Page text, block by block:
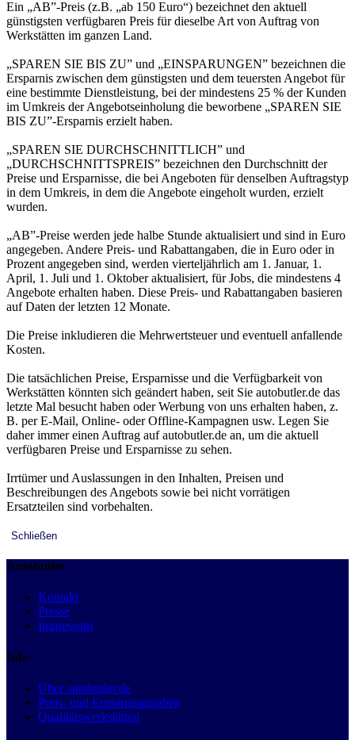
Ein „AB”-Preis (z.B. „ab 150 Euro“) bezeichnet den aktuell
günstigsten verfügbaren Preis für dieselbe Art von Auftrag von
Werkstätten im ganzen Land.
„SPAREN SIE BIS ZU” und „EINSPARUNGEN” bezeichnen die
Ersparnis zwischen dem günstigsten und dem teuersten Angebot für
eine bestimmte Dienstleistung, bei der mindestens 25 % der Kunden
im Umkreis der Angebotseinholung die beworbene „SPAREN SIE
BIS ZU”-Ersparnis erzielt haben.
„SPAREN SIE DURCHSCHNITTLICH” und
„DURCHSCHNITTSPREIS” bezeichnen den Durchschnitt der
Preise und Ersparnisse, die bei Angeboten für denselben Auftragstyp
in dem Umkreis, in dem die Angebote eingeholt wurden, erzielt
wurden.
„AB”-Preise werden jede halbe Stunde aktualisiert und sind in Euro
angegeben. Andere Preis- und Rabattangaben, die in Euro oder in
Prozent angegeben sind, werden vierteljährlich am 1. Januar, 1.
April, 1. Juli und 1. Oktober aktualisiert, für Jobs, die mindestens 4
Angebote erhalten haben. Diese Preis- und Rabattangaben basieren
auf Daten der letzten 12 Monate.
Die Preise inkludieren die Mehrwertsteuer und eventuell anfallende
Kosten.
Die tatsächlichen Preise, Ersparnisse und die Verfügbarkeit von
Werkstätten könnten sich geändert haben, seit Sie autobutler.de das
letzte Mal besucht haben oder Werbung von uns erhalten haben, z.
B. per E-Mail, Online- oder Offline-Kampagnen usw. Legen Sie
daher immer einen Auftrag auf autobutler.de an, um die aktuell
verfügbaren Preise und Ersparnisse zu sehen.
Irrtümer und Auslassungen in den Inhalten, Preisen und
Beschreibungen des Angebots sowie bei nicht vorrätigen
Ersatzteilen sind vorbehalten.
Schließen
Autobutler
Kontakt
Presse
Impressum
Info
Über autobutler.de
Preis- und Ersparnisangaben
Qualitätswerkstätten